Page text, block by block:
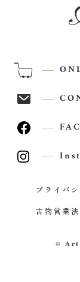
プライバ
古物営業
© Art